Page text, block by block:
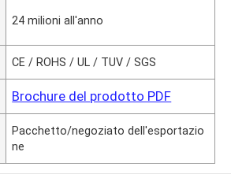
24 milioni all'anno
CE / ROHS / UL / TUV / SGS
Brochure del prodotto PDF
Pacchetto/negoziato dell'esportazio
ne